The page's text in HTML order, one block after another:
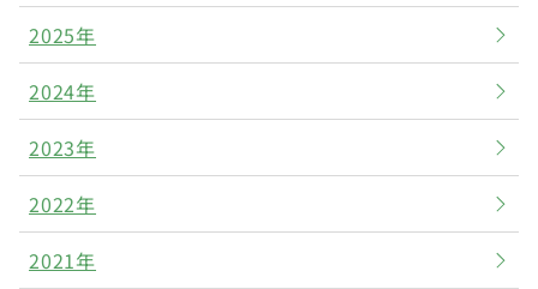
2025年
2024年
2023年
2022年
2021年